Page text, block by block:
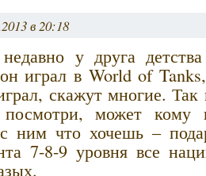
в 20:18
у друга
играл в World of
скажут многие. Так
посмотри, может кому
ним что хочешь –
7-8-9 уровня все